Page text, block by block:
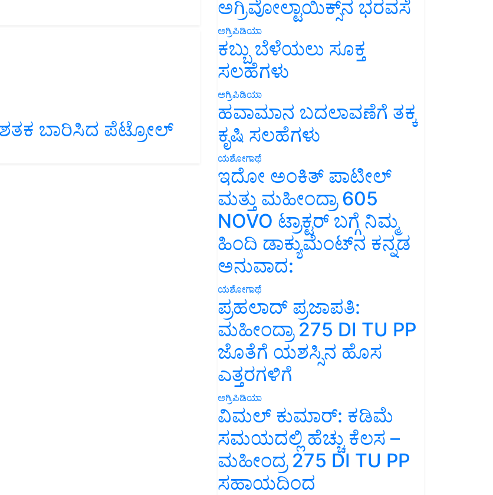
ಶತಕ ಬಾರಿಸಿದ ಪೆಟ್ರೋಲ್‌
ಅಗ್ರಿವೋಲ್ಟಾಯಿಕ್ಸ್‌ನ ಭರವಸೆ
ಅಗ್ರಿಪಿಡಿಯಾ
ಕಬ್ಬು ಬೆಳೆಯಲು ಸೂಕ್ತ
ಸಲಹೆಗಳು
ಅಗ್ರಿಪಿಡಿಯಾ
ಹವಾಮಾನ ಬದಲಾವಣೆಗೆ ತಕ್ಕ
ಕೃಷಿ ಸಲಹೆಗಳು
ಯಶೋಗಾಥೆ
ಇದೋ ಅಂಕಿತ್ ಪಾಟೀಲ್
ಮತ್ತು ಮಹೀಂದ್ರಾ 605
NOVO ಟ್ರಾಕ್ಟರ್ ಬಗ್ಗೆ ನಿಮ್ಮ
ಹಿಂದಿ ಡಾಕ್ಯುಮೆಂಟ್‌ನ ಕನ್ನಡ
ಅನುವಾದ:
ಯಶೋಗಾಥೆ
ಪ್ರಹಲಾದ್ ಪ್ರಜಾಪತಿ:
ಮಹೀಂದ್ರಾ 275 DI TU PP
ಜೊತೆಗೆ ಯಶಸ್ಸಿನ ಹೊಸ
ಎತ್ತರಗಳಿಗೆ
ಅಗ್ರಿಪಿಡಿಯಾ
ವಿಮಲ್ ಕುಮಾರ್: ಕಡಿಮೆ
ಸಮಯದಲ್ಲಿ ಹೆಚ್ಚು ಕೆಲಸ –
ಮಹೀಂದ್ರ 275 DI TU PP
ಸಹಾಯದಿಂದ